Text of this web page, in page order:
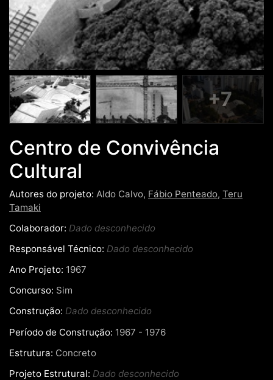
+7
Centro de Convivência
Cultural
Autores do projeto: Aldo Calvo, Fábio Penteado, Teru
Tamaki
Colaborador: Dado desconhecido
Responsável Técnico: Dado desconhecido
Ano Projeto: 1967
Concurso: Sim
Construção: Dado desconhecido
Período de Construção: 1967 - 1976
Estrutura: Concreto
Projeto Estrutural: Dado desconhecido